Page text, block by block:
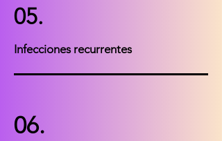
05.
Infecciones recurrentes
06.